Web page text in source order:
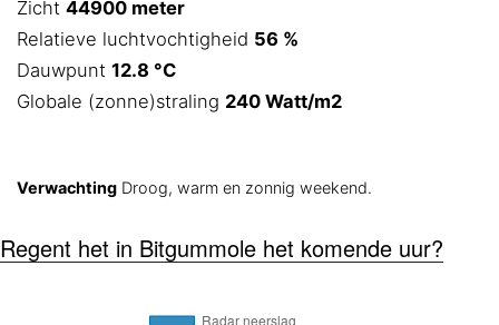
Zicht 44900 meter
Relatieve luchtvochtigheid 56 %
Dauwpunt 12.8 °C
Globale (zonne)straling 240 Watt/m2
Verwachting Droog, warm en zonnig weekend.
Regent het in Bitgummole het komende uur?